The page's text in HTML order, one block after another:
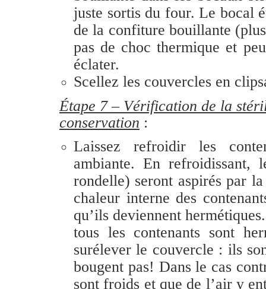
juste sortis du four. Le bocal
de la confiture bouillante
pas de choc thermique et
éclater.
Scellez les couvercles en
Étape 7 – Vérification de la
conservation :
Laissez refroidir les
ambiante. En refroidissant,
rondelle) seront aspirés par
chaleur interne des
qu’ils deviennent
tous les contenants sont
surélever le couvercle : ils
bougent pas! Dans le cas
sont froids et que de l’air y